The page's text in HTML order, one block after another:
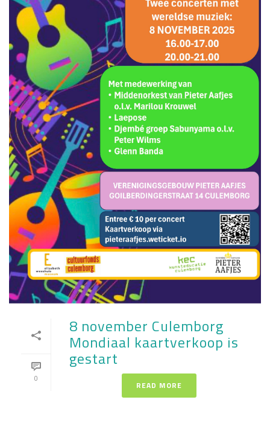
0
8 november Culemborg
Mondiaal kaartverkoop is
gestart
READ MORE